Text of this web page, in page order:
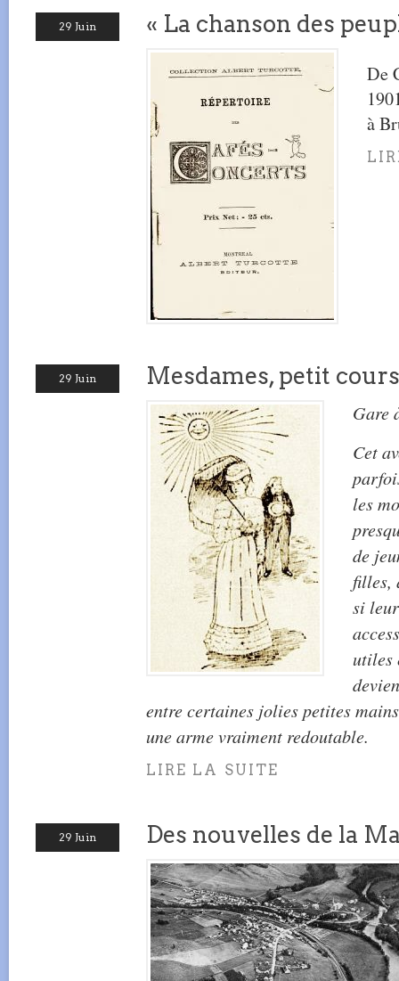
29 Juin « La chanson des
De
à
29 Juin Mesdames, petit
Gare
Cet
les
de
filles,
si
utiles
entre certaines jolies petites
une arme vraiment redoutable.
LIRE LA SUITE
29 Juin Des nouvelles de la